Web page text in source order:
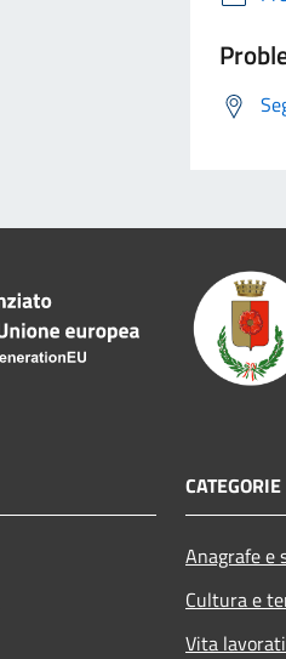
Anagrafe e
Cultura e
Vita